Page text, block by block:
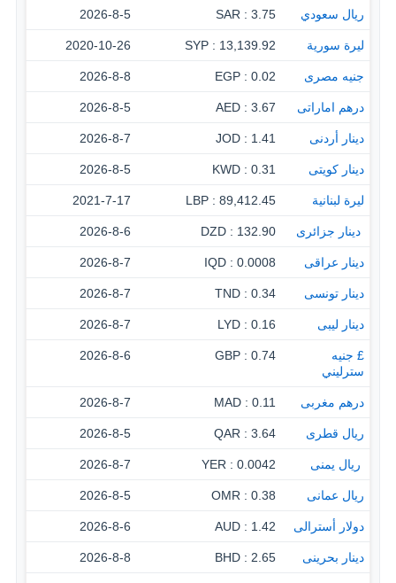
ريال سعودي 3.75 : SAR
2026-8-5
ليرة سورية 13,139.92 : SYP
2020-10-26
جنيه مصرى 0.02 : EGP
2026-8-8
درهم اماراتى 3.67 : AED
2026-8-5
دينار أردنى 1.41 : JOD
2026-8-7
دينار كويتى 0.31 : KWD
2026-8-5
ليرة لبنانية 89,412.45 : LBP
2021-7-17
‏ دينار جزائرى 132.90 : DZD
2026-8-6
دينار عراقى 0.0008 : IQD
2026-8-7
دينار تونسى 0.34 : TND
2026-8-7
دينار ليبى 0.16 : LYD
2026-8-7
£ جنيه
سترليني
0.74 : GBP
2026-8-6
درهم مغربى 0.11 : MAD
2026-8-7
ريال قطرى 3.64 : QAR
2026-8-5
‏ ريال يمنى 0.0042 : YER
2026-8-7
ريال عمانى 0.38 : OMR
2026-8-5
دولار أسترالى 1.42 : AUD
2026-8-6
دينار بحرينى 2.65 : BHD
2026-8-8